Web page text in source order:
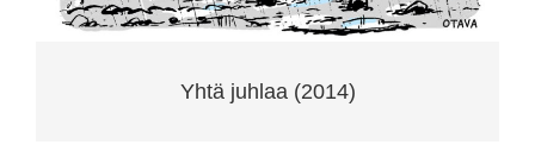
Yhtä juhlaa (2014)